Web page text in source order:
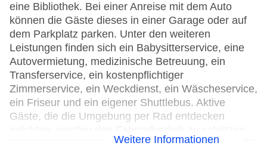
eine Bibliothek. Bei einer Anreise mit dem Auto
können die Gäste dieses in einer Garage oder auf
dem Parkplatz parken. Unter den weiteren
Leistungen finden sich ein Babysitterservice, eine
Autovermietung, medizinische Betreuung, ein
Transferservice, ein kostenpflichtiger
Zimmerservice, ein Weckdienst, ein Wäscheservice,
ein Friseur und ein eigener Shuttlebus. Aktive
Gäste, die die Umgebung per Rad entdecken
wissen, Fahrradstellplätze sind ebenfalls
Weitere Informationen